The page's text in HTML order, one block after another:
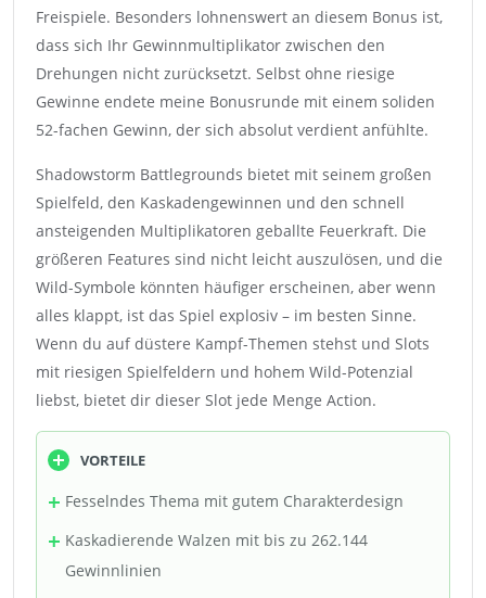
Freispiele. Besonders lohnenswert an diesem Bonus ist,
dass sich Ihr Gewinnmultiplikator zwischen den
Drehungen nicht zurücksetzt. Selbst ohne riesige
Gewinne endete meine Bonusrunde mit einem soliden
52-fachen Gewinn, der sich absolut verdient anfühlte.
Shadowstorm Battlegrounds bietet mit seinem großen
Spielfeld, den Kaskadengewinnen und den schnell
ansteigenden Multiplikatoren geballte Feuerkraft. Die
größeren Features sind nicht leicht auszulösen, und die
Wild-Symbole könnten häufiger erscheinen, aber wenn
alles klappt, ist das Spiel explosiv – im besten Sinne.
Wenn du auf düstere Kampf-Themen stehst und Slots
mit riesigen Spielfeldern und hohem Wild-Potenzial
liebst, bietet dir dieser Slot jede Menge Action.
VORTEILE
Fesselndes Thema mit gutem Charakterdesign
Kaskadierende Walzen mit bis zu 262.144
Gewinnlinien